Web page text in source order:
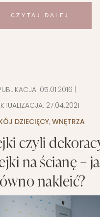
CZYTAJ DALEJ
05.01.2016
27.04.2021
DZIECIĘCY, WNĘTRZA
czyli
na ścianę –
nakleić?